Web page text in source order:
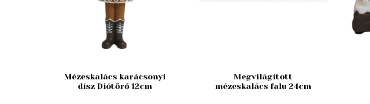
Mézeskalács karácsonyi
dísz Diótörő 12cm
Megvilágított
mézeskalács falu 24cm